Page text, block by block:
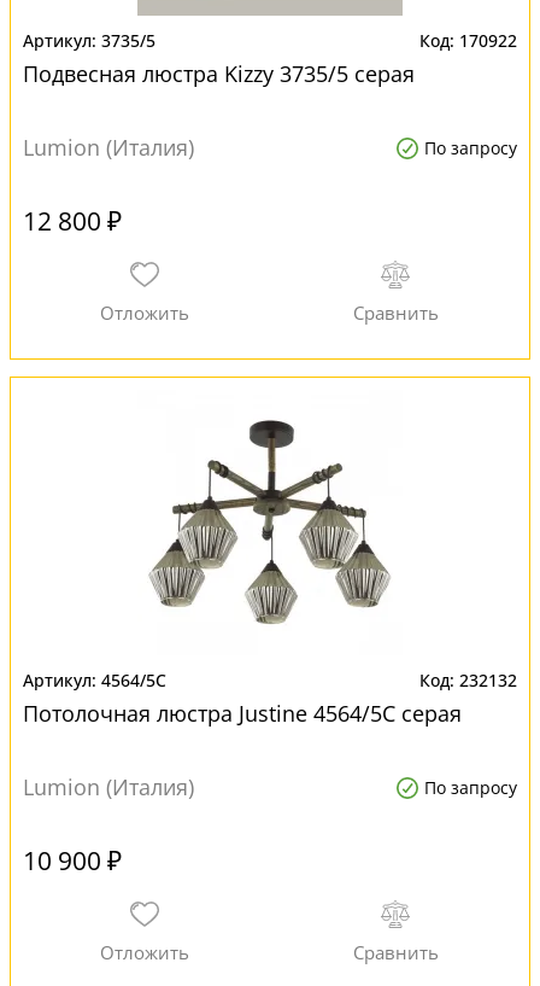
3735/5 170922
Подвесная люстра Kizzy 3735/5 серая
Lumion (Италия) По запросу
12 800 ₽
4564/5C 232132
Потолочная люстра Justine 4564/5C серая
Lumion (Италия) По запросу
10 900 ₽